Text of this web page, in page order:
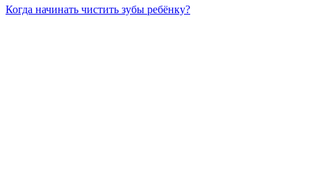
Когда начинать чистить зубы ребёнку?